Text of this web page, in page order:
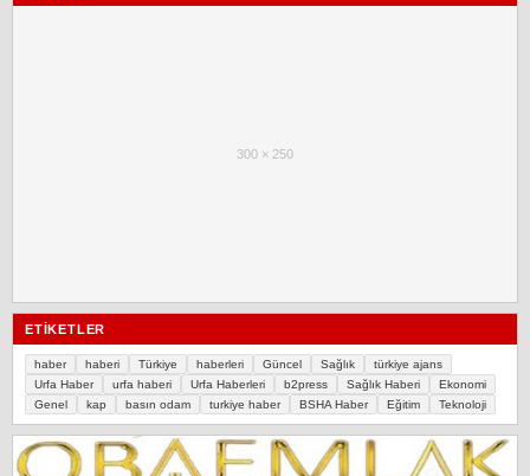
300 × 250
ETIKETLER
haber haberi Türkiye haberleri Güncel Sağlık
türkiye ajans
Urfa Haber
urfa haberi Urfa Haberleri b2press Sağlık Haberi
Ekonomi
Genel
kap basın odam turkiye haber BSHA Haber Eğitim Teknoloji